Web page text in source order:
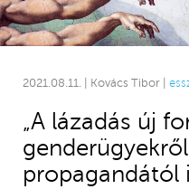
2021.08.11. | Kovács Tibor |
„A lázadás új
propagandától